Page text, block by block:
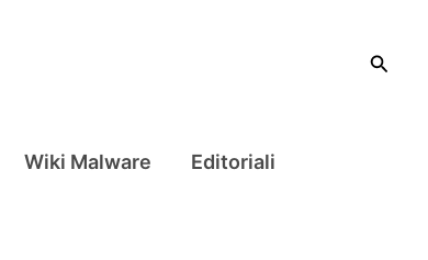
Cerca
Wiki Malware Editoriali